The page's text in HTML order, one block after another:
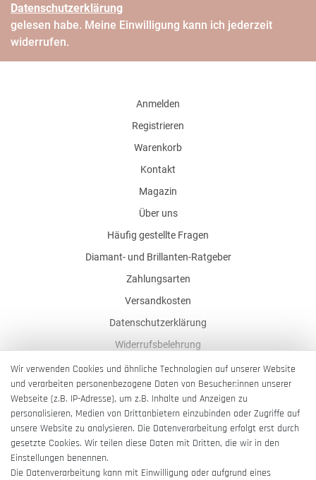
Daten­schutz­erklärung
gelesen habe. Meine Einwilligung kann ich jederzeit
widerrufen.
Anmelden
Registrieren
Warenkorb
Kontakt
Magazin
Über uns
Häufig gestellte Fragen
Diamant- und Brillanten-Ratgeber
Zahlungsarten
Versandkosten
Datenschutzerklärung
Widerrufsbelehrung
AGB
Impressum
Barrierefreiheitserklärung
Wir verwenden Cookies und ähnliche Technologien auf unserer Website
und verarbeiten personenbezogene Daten von Besucher:innen unserer
Webseite (z.B. IP-Adresse), um z.B. Inhalte und Anzeigen zu
personalisieren, Medien von Drittanbietern einzubinden oder Zugriffe auf
unsere Website zu analysieren. Die Datenverarbeitung erfolgt erst durch
gesetzte Cookies. Wir teilen diese Daten mit Dritten, die wir in den
Einstellungen benennen.
Die Datenverarbeitung kann mit Einwilligung oder aufgrund eines